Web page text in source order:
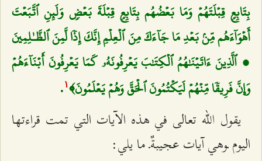
بِتَابِعٖ قِبۡلَتَهُمۡ وَمَا بَعۡضُهُم بِتَابِعٖ قِبۡلَةَ بَعۡضٖ وَلَئِنِ ٱتَّبَعۡتَ
أَهۡوَآءَهُم مِّنۢ بَعۡدِ مَا جَآءَكَ مِنَ ٱلۡعِلۡمِ إِنَّكَ إِذٗا لَّمِنَ ٱلظَّـٰلِمِينَ
، ٱلَّذِينَ ءَاتَيۡنَٰهُمُ ٱلۡكِتَٰبَ يَعۡرِفُونَهُۥ كَمَا يَعۡرِفُونَ أَبۡنَآءَهُمۡ
وَإِنَّ فَرِيقٗا مِّنۡهُمۡ لَيَكۡتُمُونَ ٱلۡحَقَّ وَهُمۡ يَعۡلَمُونَ﴾۱.
يقول الله تعالى في هذه الآيات التي تمت قراءتها
اليوم ـوهي آيات عجيبةٌـ ما يلي: